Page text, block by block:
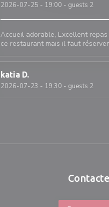
2026-07-25 - 19:00 - guests 2
Accueil adorable, Excellent
ce restaurant mais il faut
katia D
2026-07-23 - 19:30 - guests 2